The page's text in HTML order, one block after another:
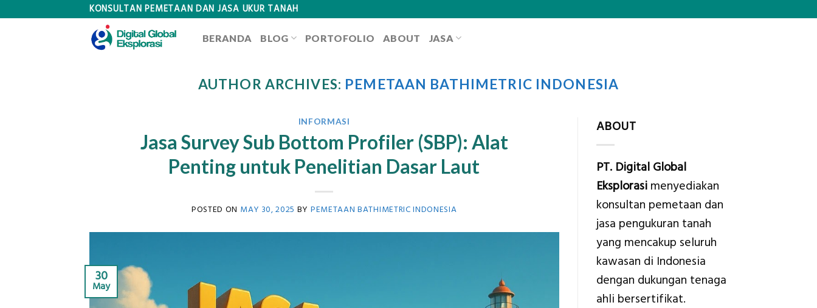
KONSULTAN PEMETAAN DAN JASA UKUR TANAH
BERANDA BLOG PORTOFOLIO ABOUT JASA
AUTHOR ARCHIVES: PEMETAAN BATHIMETRIC INDONESIA
INFORMASI
Jasa Survey Sub Bottom Profiler (SBP): Alat
Penting untuk Penelitian Dasar Laut
POSTED ON MAY 30, 2025 BY PEMETAAN BATHIMETRIC INDONESIA
30
May
ABOUT
PT. Digital Global
Eksplorasimenyediakan
konsultan pemetaan dan
jasa pengukuran tanah
yang mencakup seluruh
kawasan di Indonesia
dengan dukungan tenaga
ahli bersertifikat.